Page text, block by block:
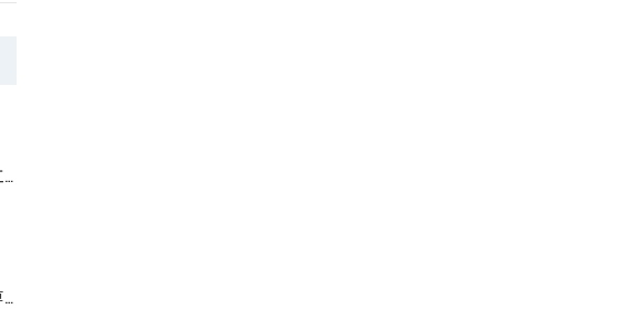
地域を支えるインフラ工事で活躍しませんか？千葉を拠点に関東一円でスキルアップ！
橋梁工事と橋梁補修の専門家が語る施工のポイントとは？